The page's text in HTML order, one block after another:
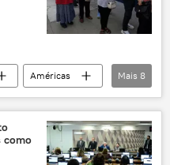
terroristas
Américas
Peru
Mais 8
como